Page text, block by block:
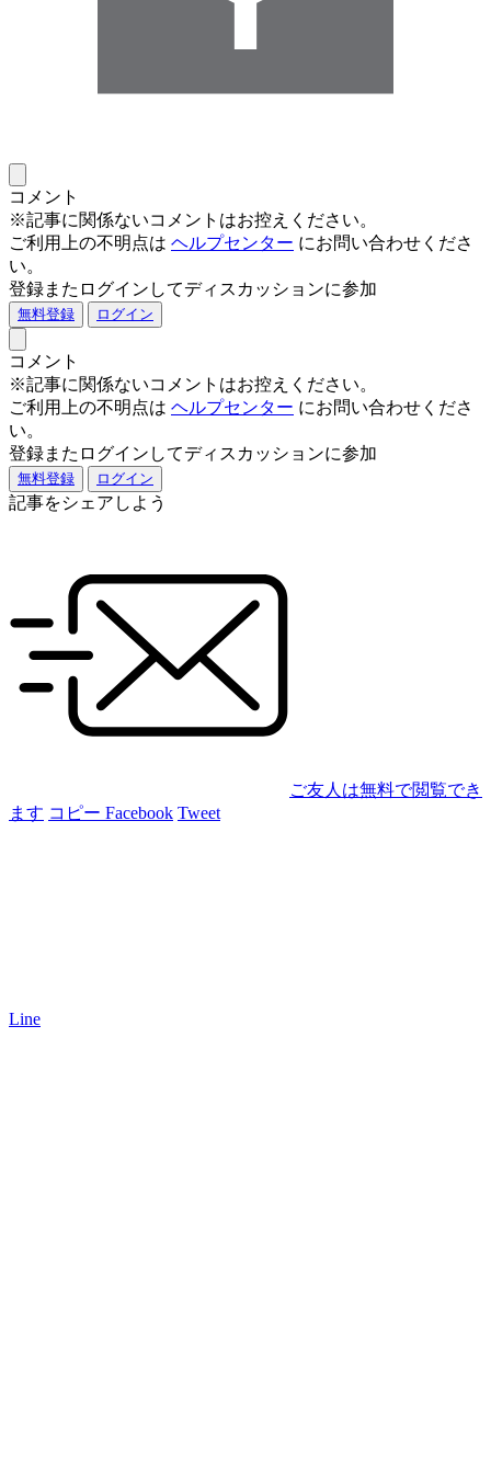
コメント
※記事に関係ないコメントはお控えください。
ご利用上の不明点は ヘルプセンター にお問い合わせくださ
い。
登録またログインしてディスカッションに参加
無料登録 ログイン
コメント
※記事に関係ないコメントはお控えください。
ご利用上の不明点は ヘルプセンター にお問い合わせくださ
い。
登録またログインしてディスカッションに参加
無料登録 ログイン
記事をシェアしよう
ご友人は無料で閲覧でき
ます コピー Facebook Tweet
Line